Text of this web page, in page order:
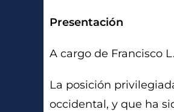
Presentación
A cargo de Francisco
La posición
occidental, y que ha